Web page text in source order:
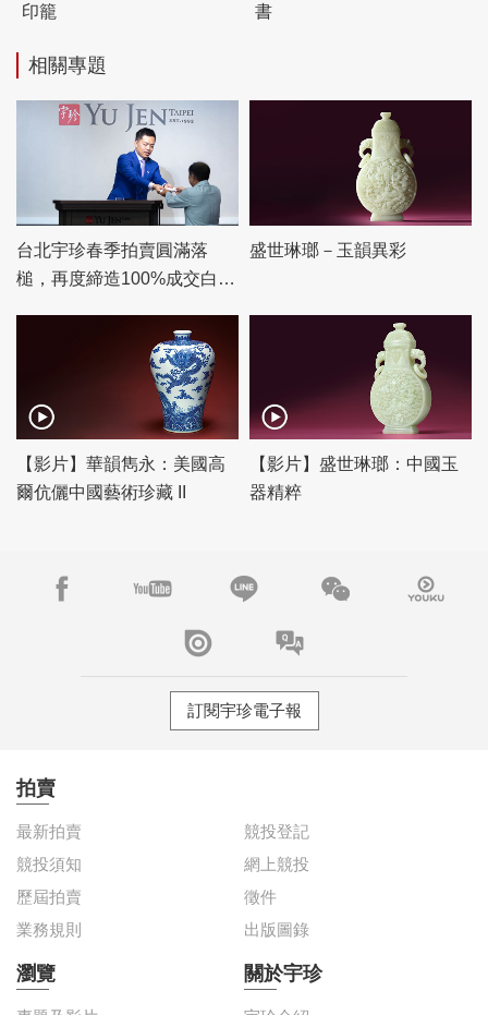
印籠
書
相關專題
台北宇珍春季拍賣圓滿落
槌，再度締造100%成交白手
盛世琳瑯－玉韻異彩
【影片】華韻雋永：美國高
爾伉儷中國藝術珍藏 II
【影片】盛世琳瑯：中國玉
器精粹
訂閱宇珍電子報
拍賣
最新拍賣
競投登記
競投須知
網上競投
歷屆拍賣
徵件
業務規則
出版圖錄
瀏覽 關於宇珍